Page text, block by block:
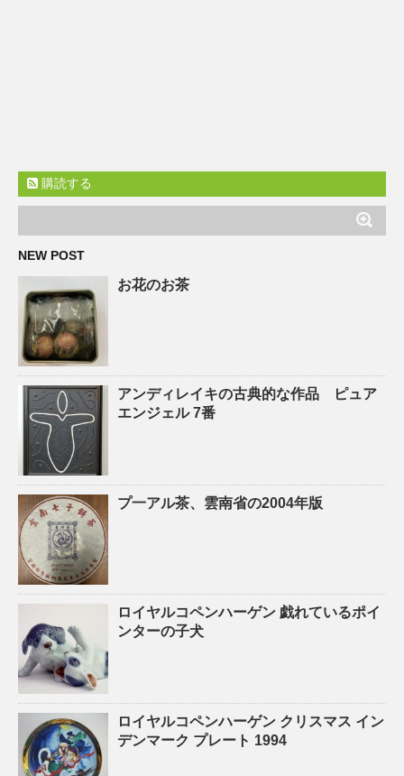
購読する
NEW POST
お花のお茶
アンディレイキの古典的な作品 ピュア
エンジェル 7番
プ一アル茶、雲南省の2004年版
ロイヤルコペンハーゲン 戯れているポイ
ンターの子犬
ロイヤルコペンハーゲン クリスマス イン
デンマーク プレート 1994